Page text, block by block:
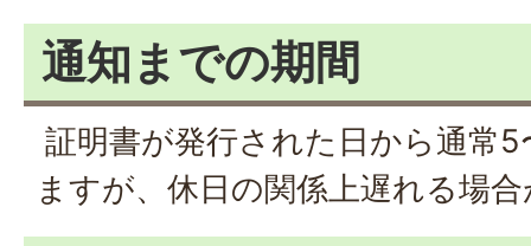
通知までの期間
証明書が発行された日から通常
ますが、休日の関係上遅れる場